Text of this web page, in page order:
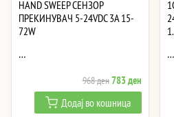
HAND SWEEP СЕНЗОР
ПРЕКИНУВАЧ 5-24VDC 3A 15-
72W
…
968денOriginal
price
was:
783денCurrent
price
is:
Додај во кошница
…